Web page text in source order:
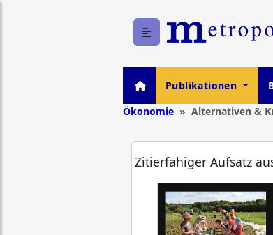
Publikationen
Ökonomie
Alternativen &
Zitierfähiger Aufsatz